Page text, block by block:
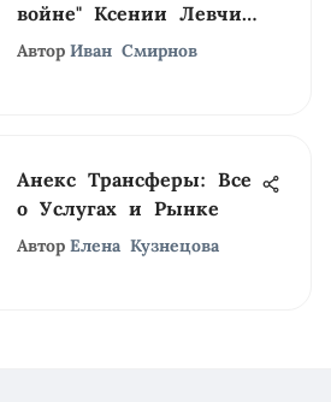
войне" Ксении Левчик:
контексты и темы
Автор Иван Смирнов
Анекс Трансферы: Все
о Услугах и Рынке
Автор Елена Кузнецова